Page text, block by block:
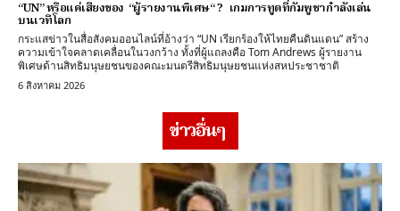
“UN” หรือแค่เสียงของ “ผู้รายงานพิเศษ“ ? เกมการทูตที่กัมพูชากำลังเล่น
บนเวทีโลก
กระแสข่าวในสื่อสังคมออนไลน์ที่อ้างว่า “UN เรียกร้องให้ไทยคืนดินแดน” สร้าง
ความเข้าใจคลาดเคลื่อนในวงกว้าง ทั้งที่ผู้แถลงคือ Tom Andrews ผู้รายงาน
พิเศษด้านสิทธิมนุษยชนของคณะมนตรีสิทธิมนุษยชนแห่งสหประชาชาติ
6 สิงหาคม 2026
ข่าวอื่นๆ